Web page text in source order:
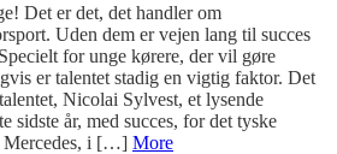
Det er det, det handler om
Uden dem er vejen lang til succes
for unge kørere, der vil gøre
er talentet stadig en vigtig faktor. Det
Nicolai Sylvest, et lysende
sidste år, med succes, for det tyske
Mercedes, i […] More